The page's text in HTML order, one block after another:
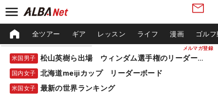
メルマガ登録
全ツアー ギア レッスン ライフ 漫画 ゴル
米国男子 松山英樹ら出場 ウィンダム選手権のリーダーボード
国内女子 北海道meijiカップ リーダーボード
米国女子 最新の世界ランキング